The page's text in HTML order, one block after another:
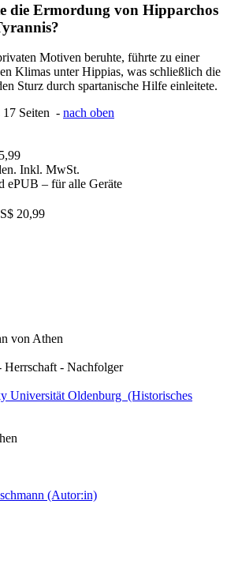
die Ermordung von Hipparchos
Motiven beruhte, führte zu einer
Klimas unter Hippias, was schließlich die
Sturz durch spartanische Hilfe einleitete.
17 Seiten - nach oben
Inkl. MwSt.
ePUB – für alle Geräte
20,99
von Athen
Herrschaft - Nachfolger
Universität Oldenburg (Historisches
(Autor:in)